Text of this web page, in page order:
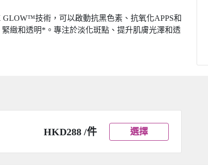
技術，可以啟動抗黑色素、抗氧化APPS和
緻和透明*。專注於淡化斑點、提升肌膚光澤和透
HKD288 /件 選擇